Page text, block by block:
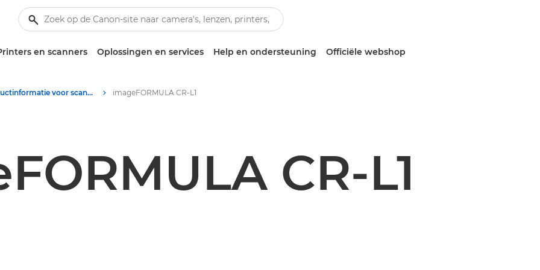
en scanners Oplossingen en services Help en ondersteuning Officiële webshop
Productinformatie voor scanners - Canon Press Centre imageFORMULA CR-L1
CR-L1